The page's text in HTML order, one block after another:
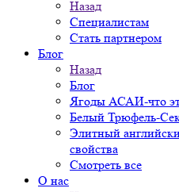
Назад
Специалистам
Стать партнером
Блог
Назад
Блог
Ягоды АСАИ-что
Белый Трюфель-
Элитный
свойства
Смотреть все
О нас